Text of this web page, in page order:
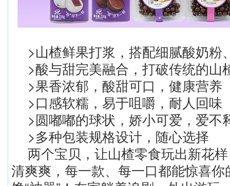
>山楂鲜果打浆，搭配细腻酸奶粉
>酸与甜完美融合，打破传统的山
>果香浓郁，酸甜可口，健康营养
>口感软糯，易于咀嚼，耐人回味
>圆嘟嘟的球状，娇小可爱，爱不
>多种包装规格设计，随心选择
两个宝贝，让山楂零食玩出新花
清爽爽，每一款、每一口都能惊喜